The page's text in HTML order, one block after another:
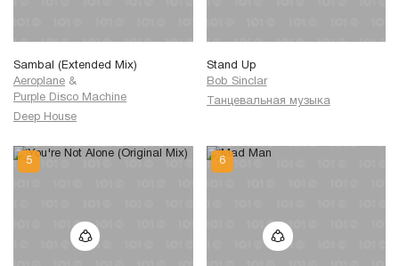
Sambal (Extended Mix)
Aeroplane &
Purple Disco Machine
Deep House
Stand Up
Bob Sinclar
Танцевальная музыка